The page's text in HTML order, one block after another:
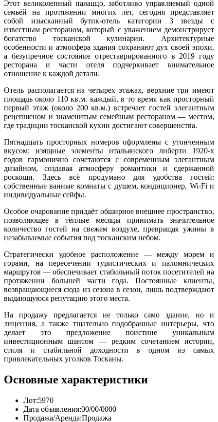
Этот великолепный палаццо, заботливо управляемый одной
семьёй на протяжении многих лет, сегодня представляет
собой изысканный бутик-отель категории 3 звезды с
известным рестораном, который с уважением демонстрирует
богатство тосканской кулинарии. Архитектурные
особенности и атмосфера здания сохраняют дух своей эпохи,
а безупречное состояние отреставрированного в 2019 году
ресторана и части отеля подчеркивает внимательное
отношение к каждой детали.
Отель располагается на четырех этажах, верхние три имеют
площадь около 110 кв.м. каждый, в то время как просторный
первый этаж (около 200 кв.м.) встречает гостей элегантным
рецепшеном и знаменитым семейным рестораном — местом,
где традиции тосканской кухни достигают совершенства.
Пятнадцать просторных номеров оформлены с утонченным
вкусом: изящные элементы итальянского либерти 1920-х
годов гармонично сочетаются с современным элегантным
дизайном, создавая атмосферу романтики и сдержанной
роскоши. Здесь всё продумано для удобства гостей:
собственные ванные комнаты с душем, кондиционер, Wi-Fi и
индивидуальные сейфы.
Особое очарование придаёт обширное внешнее пространство,
позволяющее в тёплые месяцы принимать значительное
количество гостей на свежем воздухе, превращая ужины в
незабываемые события под тосканским небом.
Стратегически удобное расположение — между морем и
горами, на пересечении туристических и паломнических
маршрутов — обеспечивает стабильный поток посетителей на
протяжении большей части года. Постоянные клиенты,
возвращающиеся сюда из сезона в сезон, лишь подтверждают
выдающуюся репутацию этого места.
На продажу предлагается не только само здание, но и
лицензия, а также тщательно подобранные интерьеры, что
делает это предложение поистине уникальным
инвестиционным шансом — редким сочетанием истории,
стиля и стабильной доходности в одном из самых
привлекательных уголков Тосканы.
Основные характеристики
Лот:5970
Дата объявления:00/00/0000
Продажа/Аренда:Продажа